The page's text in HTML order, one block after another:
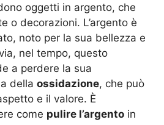
oggetti in argento, che
o decorazioni. L’argento è
noto per la sua bellezza e
nel tempo, questo
a perdere la sua
della ossidazione, che può
e il valore. È
come pulire l’argento in